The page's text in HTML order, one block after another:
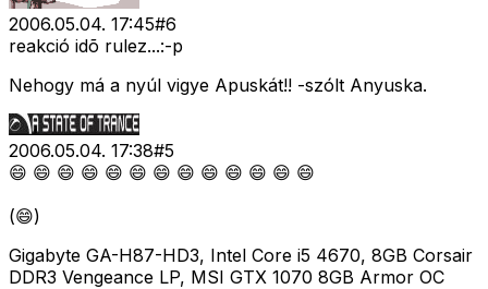
2006.05.04. 17:45#6
reakció idõ rulez...:-p
Nehogy má a nyúl vigye Apuskát!! -szólt Anyuska.
2006.05.04. 17:38#5
😄 😄 😄 😄 😄 😄 😄 😄 😄 😄 😄 😄 😄
(😄)
Gigabyte GA-H87-HD3, Intel Core i5 4670, 8GB Corsair
DDR3 Vengeance LP, MSI GTX 1070 8GB Armor OC